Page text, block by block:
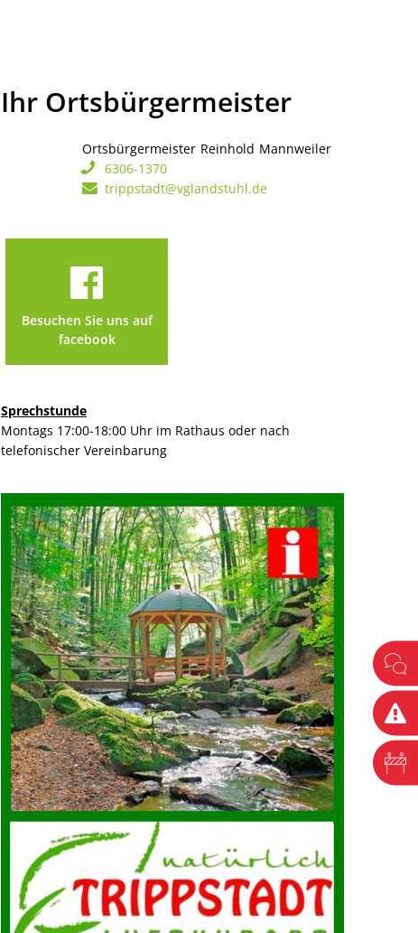
Ihr Ortsbürgermeister
Ortsbürgermeister Reinhold Mannweiler
6306-1370
trippstadt@vglandstuhl.de
Besuchen Sie uns auf
facebook
Sprechstunde
Montags 17:00-18:00 Uhr im Rathaus oder nach
telefonischer Vereinbarung